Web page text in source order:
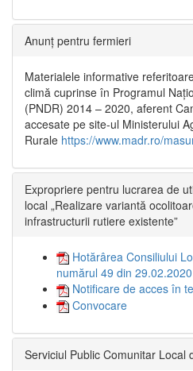
Anunț pentru fermieri
Materialele informative
climă cuprinse în Programul
(PNDR) 2014 – 2020, aferent
accesate pe site-ul Ministerului
Rurale https://www.madr.ro/
Expropriere pentru lucrarea de
local „Realizare variantă
infrastructurii rutiere existente”
Hotărârea Consiliului
numărul 49 din 29.02.2020
Notificare de acces în
Convocare
Serviciul Public Comunitar Local